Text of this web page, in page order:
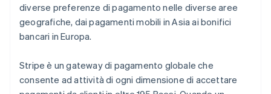
diverse preferenze di pagamento nelle diverse aree
geografiche, dai pagamenti mobili in Asia ai bonifici
bancari in Europa.
Stripe è un gateway di pagamento globale che
consente ad attività di ogni dimensione di accettare